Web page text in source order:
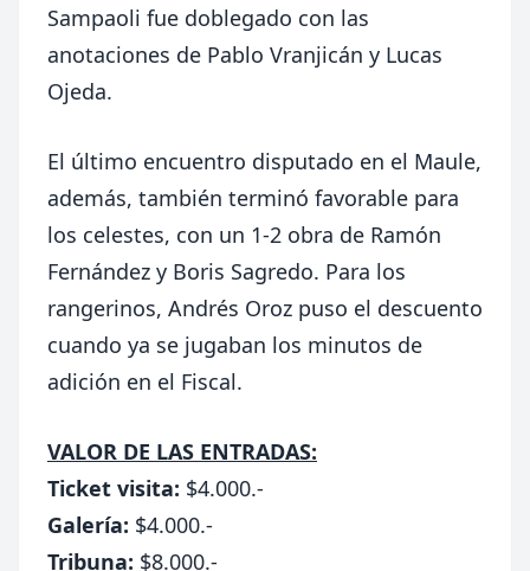
Sampaoli fue doblegado con las
anotaciones de Pablo Vranjicán y Lucas
Ojeda.
El último encuentro disputado en el Maule,
además, también terminó favorable para
los celestes, con un 1-2 obra de Ramón
Fernández y Boris Sagredo. Para los
rangerinos, Andrés Oroz puso el descuento
cuando ya se jugaban los minutos de
adición en el Fiscal.
VALOR DE LAS ENTRADAS:
Ticket visita: $4.000.-
Galería: $4.000.-
Tribuna: $8.000.-